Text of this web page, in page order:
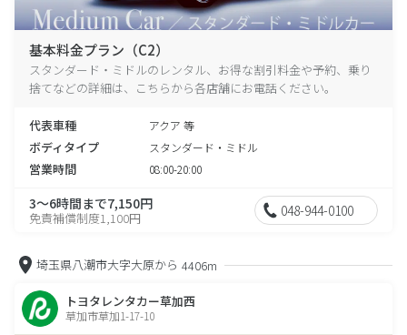
基本料金プラン（C2）
スタンダード・ミドルのレンタル、お得な割引料金や予約、乗り
捨てなどの詳細は、こちらから各店舗にお電話ください。
代表車種 アクア 等
ボディタイプ スタンダード・ミドル
営業時間 08:00-20:00
3～6時間まで7,150円
免責補償制度1,100円 048-944-0100
埼玉県八潮市大字大原から 4406m
トヨタレンタカー草加西
草加市草加1-17-10